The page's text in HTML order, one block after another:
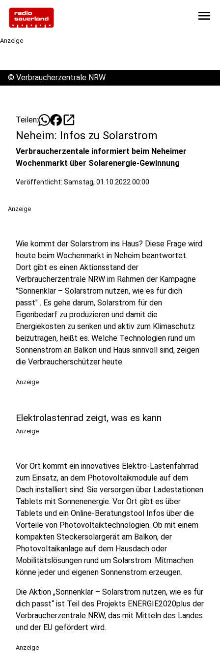
menu
Anzeige
© Verbraucherzentrale NRW
Teilen: open_in_new
Neheim: Infos zu Solarstrom
Verbraucherzentale informiert beim Neheimer
Wochenmarkt über Solarenergie-Gewinnung
Veröffentlicht: Samstag, 01.10.2022 00:00
Anzeige
Wie kommt der Solarstrom ins Haus? Diese Frage wird
heute beim Wochenmarkt in Neheim beantwortet.
Dort gibt es einen Aktionsstand der
Verbraucherzentrale NRW im Rahmen der Kampagne
"Sonnenklar – Solarstrom nutzen, wie es für dich
passt" . Es gehe darum, Solarstrom für den
Eigenbedarf zu produzieren und damit die
Energiekosten zu senken und aktiv zum Klimaschutz
beizutragen, heißt es. Welche Technologien rund um
Sonnenstrom an Balkon und Haus sinnvoll sind, zeigen
die Verbraucherschützer heute.
Anzeige
Elektrolastenrad zeigt, was es kann
Anzeige
Vor Ort kommt ein innovatives Elektro-Lastenfahrrad
zum Einsatz, an dem Photovoltaikmodule auf dem
Dach installiert sind. Sie versorgen über Ladestationen
Tablets mit Sonnenenergie. Vor Ort gibt es über
Tablets und ein Online-Beratungstool Infos über die
Vorteile von Photovoltaiktechnologien. Ob mit einem
kompakten Steckersolargerät am Balkon, der
Photovoltaikanlage auf dem Hausdach oder
Mobilitätslösungen rund um Solarstrom: Mitmachen
könne jeder und eigenen Sonnenstrom erzeugen.
Die Aktion „Sonnenklar – Solarstrom nutzen, wie es für
dich passt“ ist Teil des Projekts ENERGIE2020plus der
Verbraucherzentrale NRW, das mit Mitteln des Landes
und der EU gefördert wird.
Anzeige